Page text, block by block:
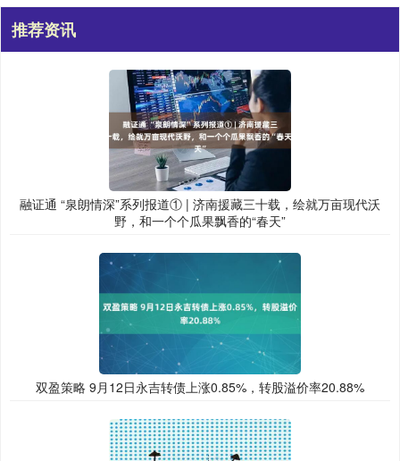
推荐资讯
融证通 “泉朗情深”系列报道① | 济南援藏三十载，绘就万亩现代沃
野，和一个个瓜果飘香的“春天”
双盈策略 9月12日永吉转债上涨0.85%，转股溢价率20.88%